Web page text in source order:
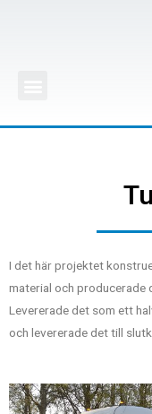
I det här projektet
material och producerade
Levererade det som ett
och levererade det till